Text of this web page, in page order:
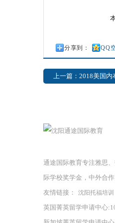
分享到： QQ
上一篇：2018美国内
通途国际教育专注雅思
际学校奖学金，中外合
友情链接：
沈阳托福培训
英国菁英留学申请中心